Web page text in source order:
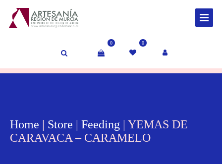
0 0
Home Store Feeding | YEMAS DE
CARAVACA – CARAMELO